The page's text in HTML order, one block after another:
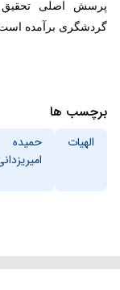
پرسش اصلی تحقیق
گردشگری برآمده‌
برچسب ها
الهیات
حمیده